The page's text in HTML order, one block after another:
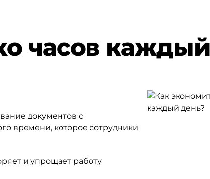
часов каждый
документов с
времени, которое сотрудники
и упрощает работу